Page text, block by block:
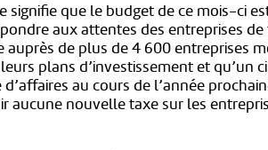
signifie que le budget de ce mois-ci
aux attentes des entreprises
auprès de plus de 4 600 entreprises
plans d’investissement et qu’un
au cours de l’année
aucune nouvelle taxe sur les